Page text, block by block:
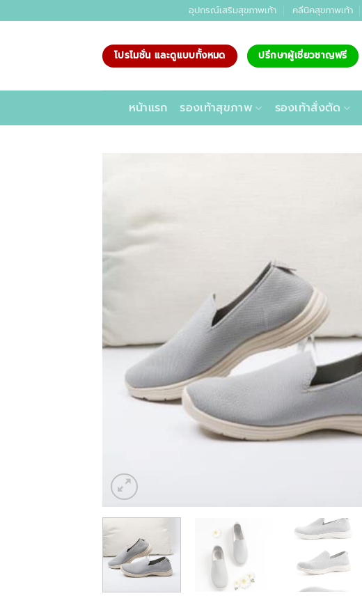
ไป
อุปกรณ์เสริมสุขภาพเท้า คลีนิคสุขภาพเท้า
โปรโมชั่น และดูแบบทั้งหมด ปรึกษาผู้เชี่ยวชาญฟรี
หน้าแรก รองเท้าสุขภาพ รองเท้าสั่งตัด